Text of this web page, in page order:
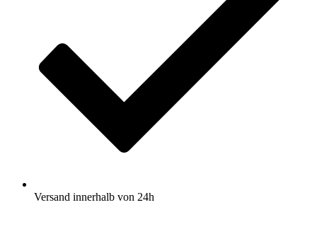
Versand innerhalb von 24h